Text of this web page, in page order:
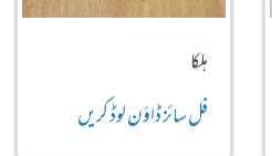
ہلکا
فل سائز ڈاؤن لوڈ کریں